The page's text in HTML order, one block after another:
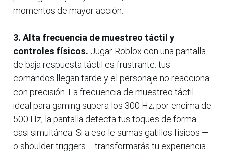
momentos de mayor acción.
3. Alta frecuencia de muestreo táctil y
controles físicos. Jugar Roblox con una pantalla
de baja respuesta táctil es frustrante: tus
comandos llegan tarde y el personaje no reacciona
con precisión. La frecuencia de muestreo táctil
ideal para gaming supera los 300 Hz; por encima de
500 Hz, la pantalla detecta tus toques de forma
casi simultánea. Si a eso le sumas gatillos físicos —
o shoulder triggers— transformarás tu experiencia.